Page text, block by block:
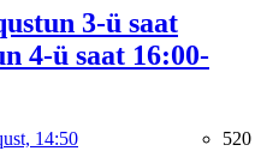
3-ü saat
4-ü saat 16:00-
14:50 520